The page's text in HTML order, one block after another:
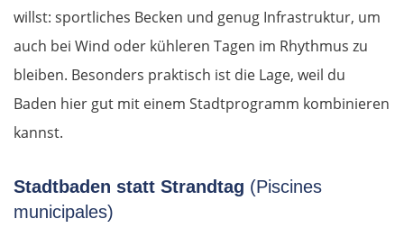
willst: sportliches Becken und genug Infrastruktur, um
auch bei Wind oder kühleren Tagen im Rhythmus zu
bleiben. Besonders praktisch ist die Lage, weil du
Baden hier gut mit einem Stadtprogramm kombinieren
kannst.
Stadtbaden statt Strandtag (Piscines
municipales)
Łódź
Posen
Schwiebus